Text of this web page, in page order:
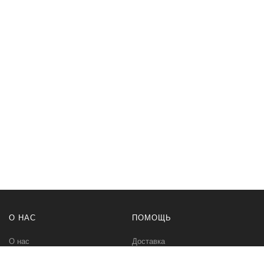
О НАС
О нас
ПОМОЩЬ
Доставка